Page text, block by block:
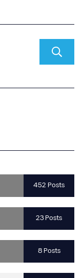
452 Posts
23 Posts
8 Posts